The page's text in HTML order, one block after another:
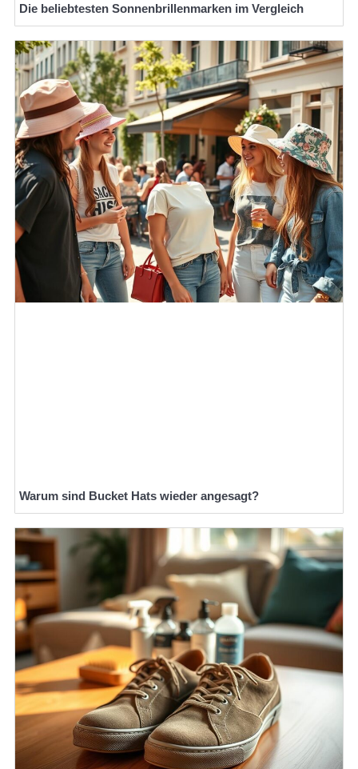
Die beliebtesten Sonnenbrillenmarken im Vergleich
Warum sind Bucket Hats wieder angesagt?